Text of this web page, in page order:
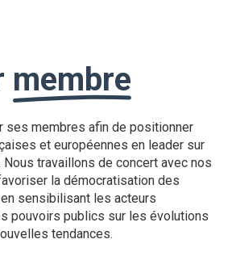
membre
ses membres afin de positionner
et européennes en leader sur
Nous travaillons de concert avec nos
la démocratisation des
sensibilisant les acteurs
pouvoirs publics sur les évolutions
tendances.